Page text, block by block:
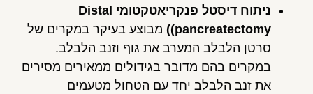
ניתוח דיסטל פנקריאטקטומי Distal
pancreatectomy)
) מבוצע בעיקר במקרים של
סרטן הלבלב המערב את גוף וזנב הלבלב.
במקרים בהם מדובר בגידולים ממאירים מסירים
את זנב הלבלב יחד עם הטחול מטעמים